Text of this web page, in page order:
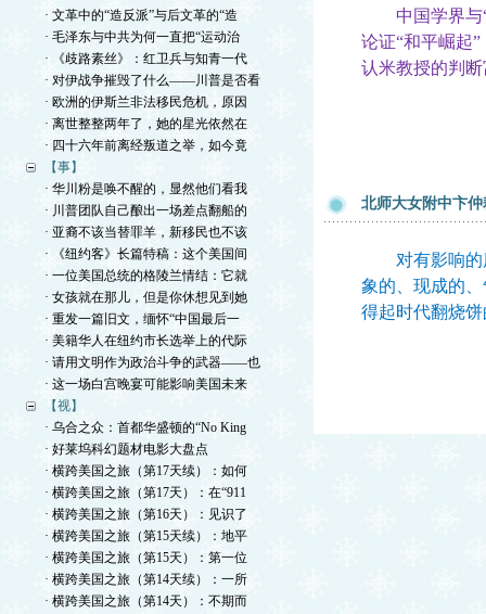
· 文革中的“造反派”与后文革的“造
· 毛泽东与中共为何一直把“运动治
· 《歧路素丝》：红卫兵与知青一代
· 对伊战争摧毁了什么——川普是否看
· 欧洲的伊斯兰非法移民危机，原因
· 离世整整两年了，她的星光依然在
· 四十六年前离经叛道之举，如今竟
【事】
· 华川粉是唤不醒的，显然他们看我
· 川普团队自己酿出一场差点翻船的
· 亚裔不该当替罪羊，新移民也不该
· 《纽约客》长篇特稿：这个美国间
· 一位美国总统的格陵兰情结：它就
· 女孩就在那儿，但是你休想见到她
· 重发一篇旧文，缅怀“中国最后一
· 美籍华人在纽约市长选举上的代际
· 请用文明作为政治斗争的武器——也
· 这一场白宫晚宴可能影响美国未来
【视】
· 乌合之众：首都华盛顿的“No King
· 好莱坞科幻题材电影大盘点
· 横跨美国之旅（第17天续）：如何
· 横跨美国之旅（第17天）：在“911
· 横跨美国之旅（第16天）：见识了
· 横跨美国之旅（第15天续）：地平
· 横跨美国之旅（第15天）：第一位
· 横跨美国之旅（第14天续）：一所
· 横跨美国之旅（第14天）：不期而
中国学界与“
论证“和平崛起
认米教授的判
北师大女附中卞
对有影响的历
象的、现成的
得起时代翻烧